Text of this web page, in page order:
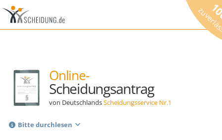
Online-
Scheidungsantrag
von DeutschlandsScheidungsservice Nr.1
Bitte durchlesen